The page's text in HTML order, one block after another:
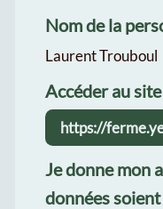
Nom de la
Laurent Trouboul
Accéder au
https://
Je donne mon
données